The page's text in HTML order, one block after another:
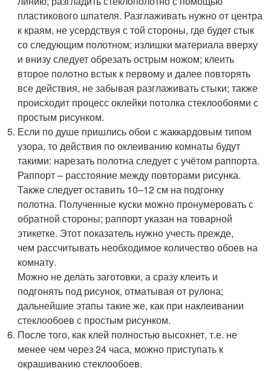
пластикового шпателя. Разглаживать нужно от центра
к краям, не усердствуя с той стороны, где будет стык
со следующим полотном; излишки материала вверху
и внизу следует обрезать острым ножом; клеить
второе полотно встык к первому и далее повторять
все действия, не забывая разглаживать стыки; также
происходит процесс оклейки потолка стеклообоями с
простым рисунком.
Если по душе пришлись обои с жаккардовым типом
узора, то действия по оклеиванию комнаты будут
такими: нарезать полотна следует с учётом раппорта.
Раппорт – расстояние между повторами рисунка.
Также следует оставить 10–12 см на подгонку
полотна. Полученные куски можно пронумеровать с
обратной стороны; раппорт указан на товарной
этикетке. Этот показатель нужно учесть прежде,
чем рассчитывать необходимое количество обоев на
комнату.
Можно не делать заготовки, а сразу клеить и
подгонять под рисунок, отматывая от рулона;
дальнейшие этапы такие же, как при наклеивании
стеклообоев с простым рисунком.
После того, как клей полностью высохнет, т.е. не
менее чем через 24 часа, можно приступать к
окрашиванию стеклообоев.